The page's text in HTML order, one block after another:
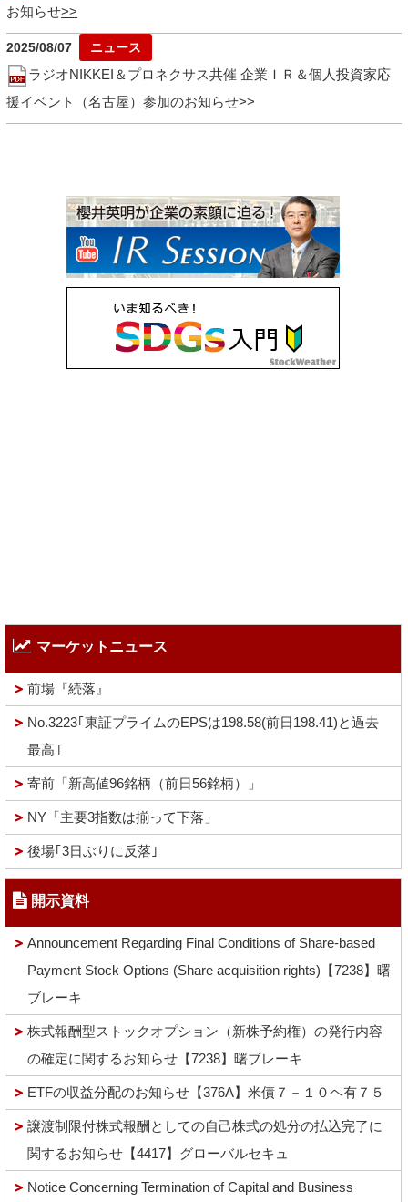
お知らせ
2025/08/07
ラジオNIKKEI＆プロネクサス共催 企業ＩＲ＆個人投資家応
援イベント（名古屋）参加のお知らせ
マーケットニュース
前場『続落』
No.3223｢東証プライムのEPSは198.58(前日198.41)と過去
最高｣
寄前「新高値96銘柄（前日56銘柄）」
NY「主要3指数は揃って下落」
後場｢3日ぶりに反落｣
開示資料
Announcement Regarding Final Conditions of Share-based
Payment Stock Options (Share acquisition rights)【7238】曙
ブレーキ
株式報酬型ストックオプション（新株予約権）の発行内容
の確定に関するお知らせ【7238】曙ブレーキ
ETFの収益分配のお知らせ【376A】米債７－１０ヘ有７５
譲渡制限付株式報酬としての自己株式の処分の払込完了に
関するお知らせ【4417】グローバルセキュ
Notice Concerning Termination of Capital and Business